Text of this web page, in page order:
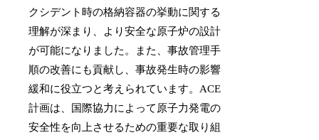
クシデント時の格納容器の挙動に関する
理解が深まり、より安全な原子炉の設計
が可能になりました。また、事故管理手
順の改善にも貢献し、事故発生時の影響
緩和に役立つと考えられています。ACE
計画は、国際協力によって原子力発電の
安全性を向上させるための重要な取り組